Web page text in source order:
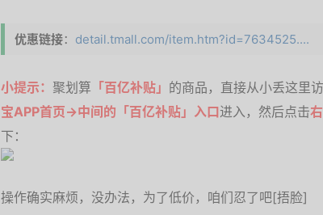
优惠链接： detail.tmall.com/item.htm?id=7634525....
小提示： 聚划算 「百亿补贴」 的商品，直接从小丢这里
宝APP首页->中间的「百亿补贴」入口进入，然后点击
下：
操作确实麻烦，没办法，为了低价，咱们忍了吧[捂脸]